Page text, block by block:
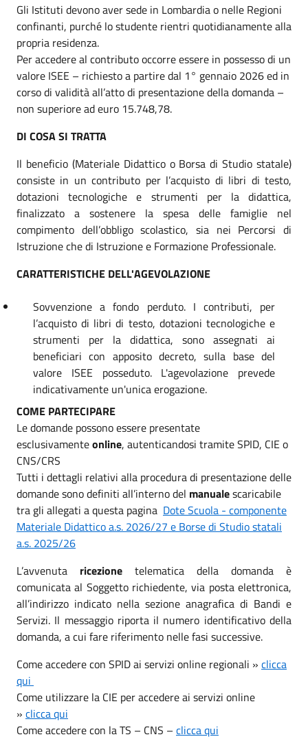
Gli Istituti devono aver sede in Lombardia o nelle Regioni
confinanti, purché lo studente rientri quotidianamente alla
propria residenza.
Per accedere al contributo occorre essere in possesso di un
valore ISEE – richiesto a partire dal 1° gennaio 2026 ed in
corso di validità all’atto di presentazione della domanda –
non superiore ad euro 15.748,78.
DI COSA SI TRATTA
Il beneficio (Materiale Didattico o Borsa di Studio statale)
consiste in un contributo per l’acquisto di libri di testo,
dotazioni tecnologiche e strumenti per la didattica,
finalizzato a sostenere la spesa delle famiglie nel
compimento dell’obbligo scolastico, sia nei Percorsi di
Istruzione che di Istruzione e Formazione Professionale.
CARATTERISTICHE DELL'AGEVOLAZIONE
Sovvenzione a fondo perduto. I contributi, per
l’acquisto di libri di testo, dotazioni tecnologiche e
strumenti per la didattica, sono assegnati ai
beneficiari con apposito decreto, sulla base del
valore ISEE posseduto. L'agevolazione prevede
indicativamente un'unica erogazione.
COME PARTECIPARE
Le domande possono essere presentate
esclusivamenteonline, autenticandosi tramite SPID, CIE o
CNS/CRS
Tutti i dettagli relativi alla procedura di presentazione delle
domande sono definiti all’interno del manualescaricabile
tra gli allegati a questa pagina Dote Scuola - componente
Materiale Didattico a.s. 2026/27 e Borse di Studio statali
a.s. 2025/26
L’avvenuta ricezione telematica della domanda è
comunicata al Soggetto richiedente, via posta elettronica,
all’indirizzo indicato nella sezione anagrafica di Bandi e
Servizi. Il messaggio riporta il numero identificativo della
domanda, a cui fare riferimento nelle fasi successive.
Come accedere con SPID ai servizi online regionali » clicca
qui
Come utilizzare la CIE per accedere ai servizi online
» clicca qui
Come accedere con la TS – CNS – clicca qui